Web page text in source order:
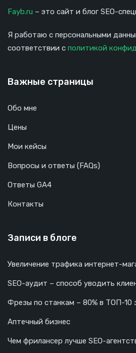
Fayb.ru – это сайт и блог SEO-
Я работаю с персональными
соответствии с политикой
Важные страницы
Обо мне
Цены
Мои кейсы
Вопросы и ответы (FAQs)
Ответы GA4
Контакты
Записи в блоге
Увеличение трафика интернет-
SEO-аудит – способ уводить
Фрезы по станкам – 80% в ТОП-10
Аптечный бизнес
Чем фрилансер лучше SEO-